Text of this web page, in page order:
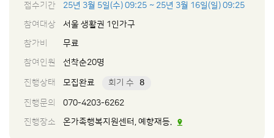
접수기간
25년 3월 5일(수) 09:25 ~ 25년 3월 16일(일) 09:25
참여대상
서울 생활권 1인가구
참가비
무료
참여인원
선착순20명
진행상태 모집완료 회기 수 8
진행문의
070-4203-6262
진행장소
온가족행복지원센터, 예향재등.